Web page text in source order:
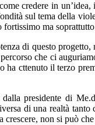
credere in
sul tema della
ma soprattutto
di questo
che ci
cttenuto il terzo
presidente di
di una realtà
non si può